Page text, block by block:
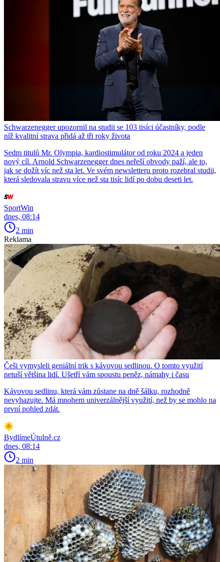
Schwarzenegger upozornil na studii se 103 tisíci účastníky, podle
níž kvalitní strava přidá až tři roky života
Sedm titulů Mr. Olympia, kardiostimulátor od roku 2024 a jeden
nový cíl. Arnold Schwarzenegger dnes neřeší obvody paží, ale to,
jak se dožít víc než sta let. Ve svém newsletteru proto rozebral studii,
která sledovala stravu více než sta tisíc lidí po dobu deseti let.
SportWin
dnes, 08:14
2 min
Reklama
Češi vymysleli geniální trik s kávovou sedlinou. O tomto využití
netuší většina lidí. Ušetří vám spoustu peněz, námahy i času
Kávovou sedlinu, která vám zůstane na dně šálku, rozhodně
nevyhazujte. Má mnohem univerzálnější využití, než by se mohlo na
první pohled zdát.
BydlímeÚtulně.cz
dnes, 08:14
2 min